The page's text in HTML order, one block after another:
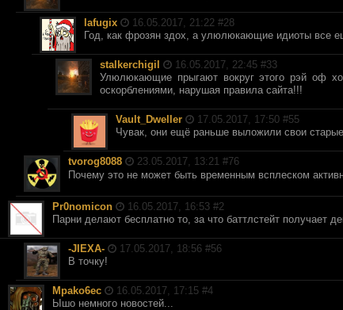
lafugix 16.05.2017, 21:22 #28
Год, как фрозян здох, а улюлюкающие идиоты все
stalkerchigil 16.05.2017, 22:45 #33
Улюлюкающие прыгают вокруг этого рэй оф
оскорблениями, нарушая правила сайта!!!
Vault_Dweller 17.05.2017, 17:50 #55
Чувак, они ещё раньше выложили свои
tvorog8088 23.05.2017, 13:21 #76
Почему это не может быть временным всплеском
Pr0nomicon 16.05.2017, 16:53 #2
Парни делают бесплатно то, за что баттлстейт получает
-JIEXA- 17.05.2017, 18:56 #56
В точку!
Mpako6ec 16.05.2017, 17:15 #4
Ышо немного новостей...